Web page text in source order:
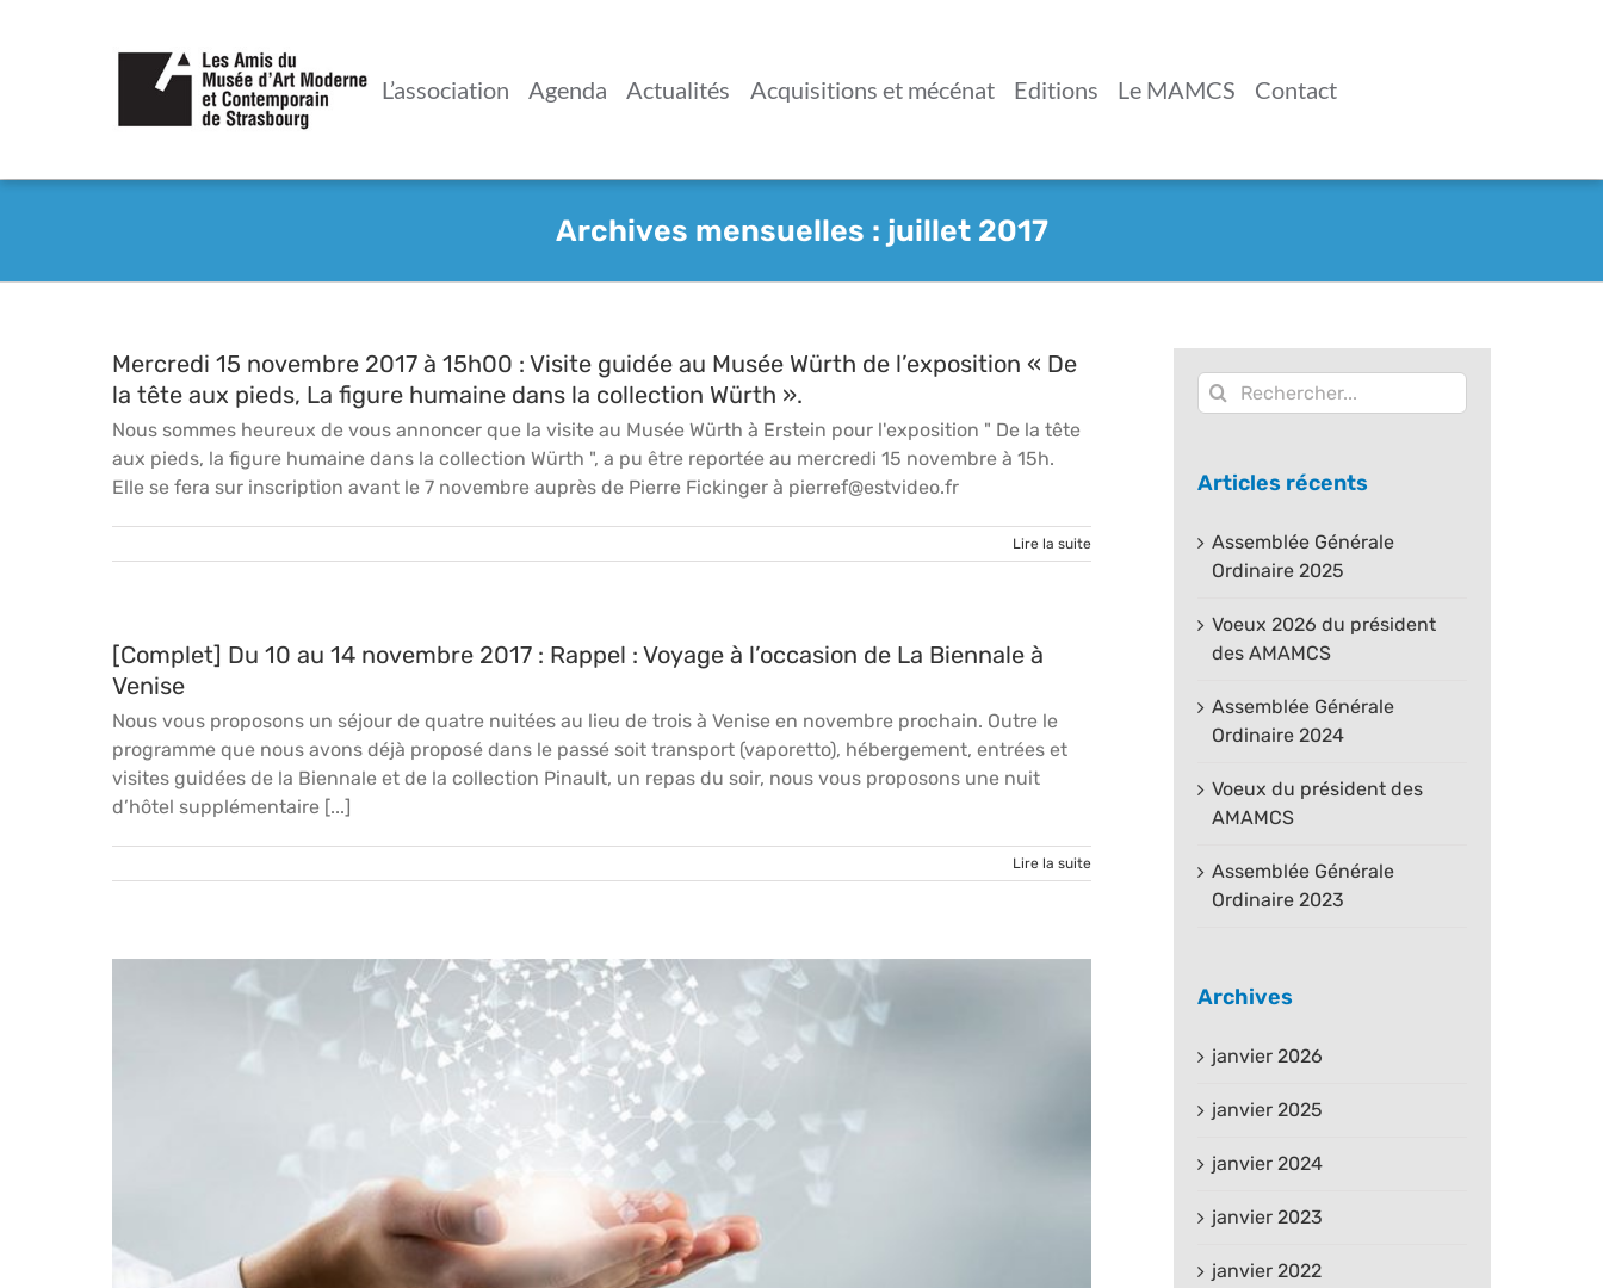
L’association Agenda Actualités Acquisitions et mécénat Editions Le MAMCS Contact
Archives mensuelles : juillet 2017
Mercredi 15 novembre 2017 à 15h00 : Visite guidée au Musée Würth de l’exposition « De
la tête aux pieds, La figure humaine dans la collection Würth ».
Nous sommes heureux de vous annoncer que la visite au Musée Würth à Erstein pour l'exposition " De la tête
aux pieds, la figure humaine dans la collection Würth ", a pu être reportée au mercredi 15 novembre à 15h.
Elle se fera sur inscription avant le 7 novembre auprès de Pierre Fickinger à pierref@estvideo.fr
Lire la suite
[Complet] Du 10 au 14 novembre 2017 : Rappel : Voyage à l’occasion de La Biennale à
Venise
Nous vous proposons un séjour de quatre nuitées au lieu de trois à Venise en novembre prochain. Outre le
programme que nous avons déjà proposé dans le passé soit transport (vaporetto), hébergement, entrées et
visites guidées de la Biennale et de la collection Pinault, un repas du soir, nous vous proposons une nuit
d’hôtel supplémentaire [...]
Lire la suite
[Complet] Le vendredi 6 octobre 2017 à 10H00 : Visite exceptionnelle du Fonds Patrimonial de la Médiathèque André
Actualités
Rechercher:
Articles récents
Assemblée Générale
Ordinaire 2025
Voeux 2026 du président
des AMAMCS
Assemblée Générale
Ordinaire 2024
Voeux du président des
AMAMCS
Assemblée Générale
Ordinaire 2023
Archives
janvier 2026
janvier 2025
janvier 2024
janvier 2023
janvier 2022